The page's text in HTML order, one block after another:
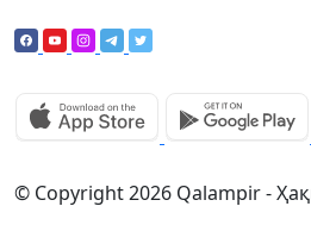
© Copyright 2026 Qalampir -